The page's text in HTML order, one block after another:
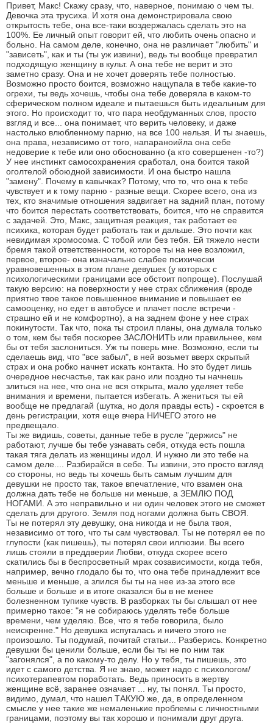
Привет, Макс! Скажу сразу, что, наверное, понимаю о чем ты.
Девочка эта трусиха. И хотя она демонстрировала свою
открытость тебе, она все-таки воздержалась сделать это на
100%. Ее личный опыт говорит ей, что любить очень опасно и
больно. На самом деле, конечно, она не различает "любить" и
"зависеть", как и ты (ты уж извини), ведь ты вообще превратил
подходящую женщину в культ. А она тебе не верит и это
заметно сразу. Она и не хочет доверять тебе полностью.
Возможно просто боится, возможно нащупала в тебе какие-то
огрехи, ты ведь хочешь, чтобы она тебе доверяла в каком-то
сферическом полном идеале и пытаешься быть идеальным для
этого. Но происходит то, что пара необдуманных слов, просто
взгляд и все... она понимает, что верить человеку, и даже
настолько влюбленному парню, на все 100 нельзя. И ты знаешь,
она права, независимо от того, напараноийла она себе
недоверие к тебе или оно обоснованно (а кто совершенен -то?)
У нее инстинкт самосохранения сработал, она боится такой
оголтелой обоюдной зависимости. И она быстро нашла
"замену". Почему в кавычках? Потому, что то, что она к тебе
чувствует и к тому парню - разные вещи. Скорее всего, она из
тех, кто значимые отношения задвигает на задний план, потому
что боится перестать соответствовать, боится, что не справится
с задачей. Это, Макс, защитная реакция, так работает ее
психика, которая будет работать так и дальше. Это почти как
невидимая хромосома. С тобой или без тебя. Ей тяжело нести
бремя такой ответственности, которое ты на нее возложил,
первое, второе- она изначально слабее психически
уравновешенных в этом плане девушек (у которых с
психологическими границами все обстоит попроще). Послушай
такую версию: на поверхности у нее страх сближения (вроде
приятно твое такое повышенное внимание и повышает ее
самооценку, но едет в автобусе и плачет после встречи -
страшно ей и не комфортно), а на заднем фоне у нее страх
покинутости. Так что, пока ты строил планы, она думала только
о том, кем бы тебя поскорее ЗАСЛОНИТЬ или правильнее, кем
бы от тебя заслониться. Уж ты поверь мне. Возможно, если ты
сделаешь вид, что "все забыл", в ней возьмет вверх скрытый
страх и она робко начнет искать контакта. Но это будет лишь
очередное несчастье, так как рано или поздно ты начнешь
злиться на нее, что она не вся открыта, мало уделяет тебе
внимания и времени, пытается избегать. А жениться ты ей
вообще не предлагай (шутка, но доля правды есть) - скроется в
день регистрации, хотя еще вчера НИЧЕГО этого не
предвещало.
Ты же видишь, советы, данные тебе в русле "держись" не
работают, лучше бы тебе узнавать себя, откуда есть пошла
такая тяга делать из женщины идол. И нужно ли это тебе на
самом деле.... Разбирайся в себе. Ты извини, это просто взгляд
со стороны, но ведь ты хочешь быть самым лучшим для
девушки не просто так, такое впечатление, что взамен она
должна дать тебе не больше ни меньше, а ЗЕМЛЮ ПОД
НОГАМИ. А это неправильно и ни один человек этого не сможет
сделать для другого. Земля под ногами должна быть СВОЯ.
Ты не потерял эту девушку, она никогда и не была твоя,
независимо от того, что ты сам чувствовал. Ты не потерял ее по
глупости (как пишешь), ты потерял свои иллюзии. Вы всего
лишь стояли в преддверии Любви, откуда скорее всего
скатились бы в беспросветный мрак созависимости, когда тебя,
например, вечно глодало бы то, что она тебе принадлежит все
меньше и меньше, а злился бы ты на нее из-за этого все
больше и больше и в итоге оказался бы в не менее
болезненном тупике чувств. В разборках ты бы слышал от нее
примерно такое: "я не собираюсь уделять тебе больше
времени, чем уделяю. Все, что я тебе говорила, было
неискренне." Но девушка испугалась и ничего этого не
произошло. Ты подумай, почитай статьи... Разберись. Конкретно
девушки бы ценили больше, если бы ты не по ним так
"загонялся", а по какому-то делу. Но у тебя, ты пишешь, это
идет с самого детства. Я не знаю, может надо с психологом/
психотерапевтом поработать. Ведь приносить в жертву
женщине всё, заранее означает ... ну, ты понял. Ты просто,
видимо, думал, что нашел ТАКУЮ же, да, в определенном
смысле у нее такие же немаленькие проблемы с личностными
границами, поэтому вы так хорошо и понимали друг друга.